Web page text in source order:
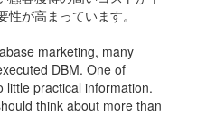
が高まっています。
marketing, many
DBM. One of
little practical information.
think about more than